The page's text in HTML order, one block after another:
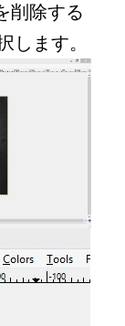
削除する
ます。